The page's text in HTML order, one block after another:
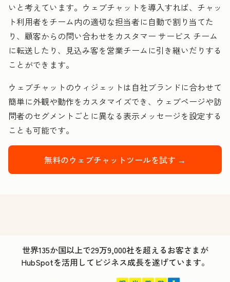
いと考えています。ウェブチャットを導入すれば、チャッ
ト利用者をチーム内の適切な担当者に自動で割り当てた
り、顧客からの問い合わせをカスタマー サービス チーム
に転送したり、見込み客を営業チームに引き継いだりする
ことができます。
ウェブチャットのウィジェットは自社ブランドに合わせて
簡単に外観や動作をカスタマイズでき、ウェブページや訪
問者のセグメントごとに異なる表示メッセージを設定する
ことも可能です。
無料のウェブチャットツールを試す →
世界135か国以上で29万9,000社を超えるお客さまが
HubSpotを活用してビジネス成長を遂げています。